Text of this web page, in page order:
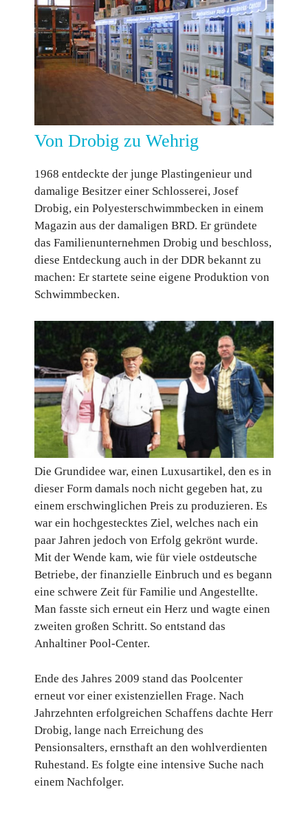
Von Drobig zu Wehrig
1968 entdeckte der junge Plastingenieur und
damalige Besitzer einer Schlosserei, Josef
Drobig, ein Polyesterschwimmbecken in einem
Magazin aus der damaligen BRD. Er gründete
das Familienunternehmen Drobig und beschloss,
diese Entdeckung auch in der DDR bekannt zu
machen: Er startete seine eigene Produktion von
Schwimmbecken.
Die Grundidee war, einen Luxusartikel, den es in
dieser Form damals noch nicht gegeben hat, zu
einem erschwinglichen Preis zu produzieren. Es
war ein hochgestecktes Ziel, welches nach ein
paar Jahren jedoch von Erfolg gekrönt wurde.
Mit der Wende kam, wie für viele ostdeutsche
Betriebe, der finanzielle Einbruch und es begann
eine schwere Zeit für Familie und Angestellte.
Man fasste sich erneut ein Herz und wagte einen
zweiten großen Schritt. So entstand das
Anhaltiner Pool-Center.
Ende des Jahres 2009 stand das Poolcenter
erneut vor einer existenziellen Frage. Nach
Jahrzehnten erfolgreichen Schaffens dachte Herr
Drobig, lange nach Erreichung des
Pensionsalters, ernsthaft an den wohlverdienten
Ruhestand. Es folgte eine intensive Suche nach
einem Nachfolger.